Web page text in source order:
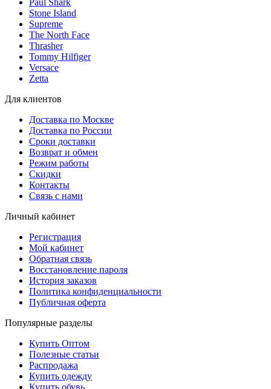
Stone Island
Supreme
The North Face
Thrasher
Tommy Hilfiger
Versace
Zetta
Для клиентов
Доставка по Москве
Доставка по России
Сроки доставки
Возврат и обмен
Режим работы
Скидки
Контакты
Связь с нами
Личный кабинет
Регистрация
Мой кабинет
Обратная связь
Восстановление пароля
История заказов
Политика конфиденциальности
Публичная оферта
Популярные разделы
Купить Оптом
Полезные статьи
Распродажа
Купить одежду
Купить обувь